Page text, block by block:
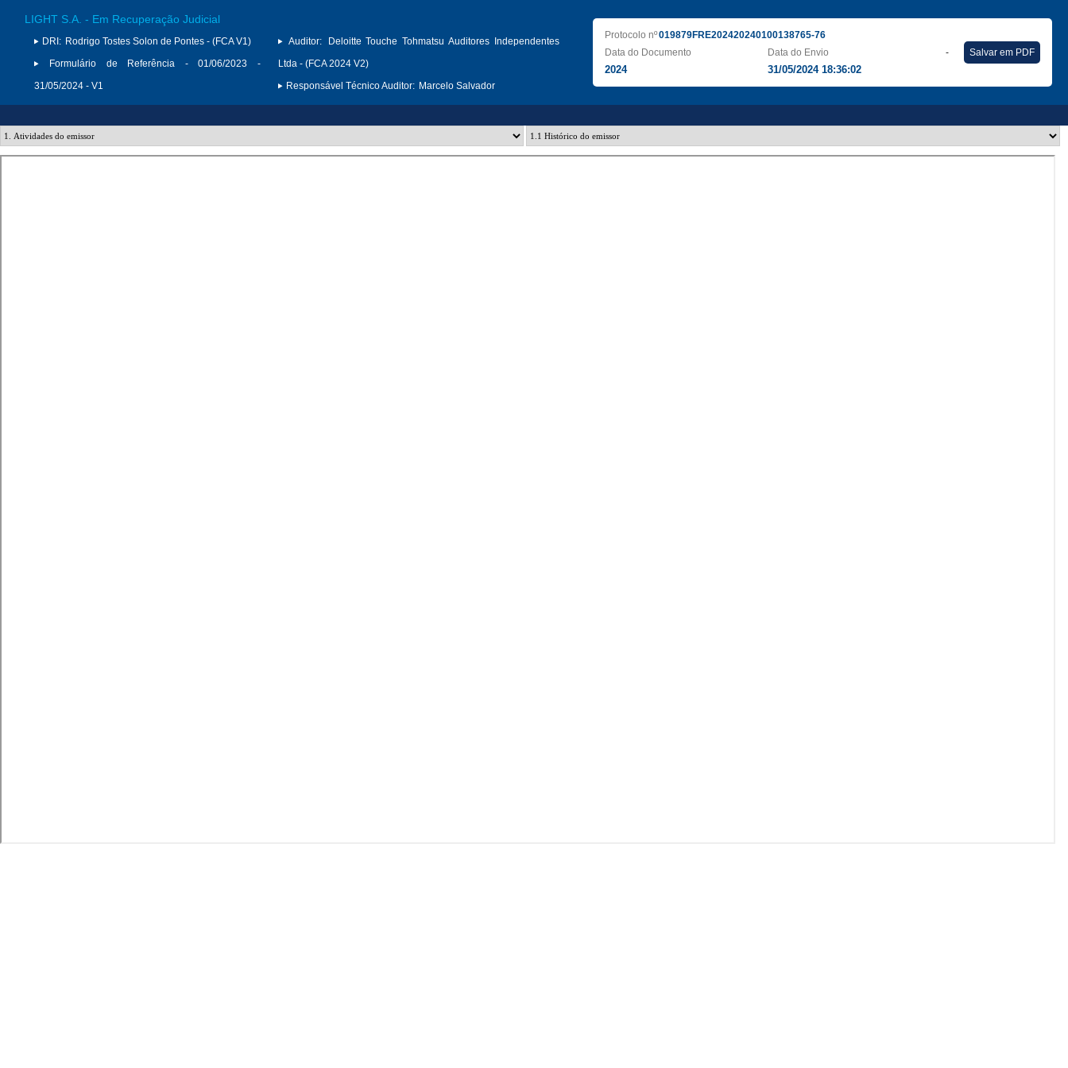
LIGHT S.A. - Em Recuperação Judicial
DRI: Rodrigo Tostes Solon de Pontes - (FCA V1)
Formulário de Referência - 01/06/2023 -
31/05/2024 - V1
Auditor:
Deloitte Touche Tohmatsu Auditores Independentes
Ltda - (FCA 2024 V2)
Responsável Técnico Auditor: Marcelo Salvador
Protocolo nº019879FRE202420240100138765-76
Data do Documento
2024
Data do Envio
31/05/2024 18:36:02
- Salvar em PDF